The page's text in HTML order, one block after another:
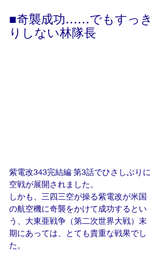
■奇襲成功……でもすっき
りしない林隊長
紫電改343完結編 第3話でひさしぶりに
空戦が展開されました。
しかも、三四三空が操る紫電改が米国
の航空機に奇襲をかけて成功するとい
う、大東亜戦争（第二次世界大戦）末
期にあっては、とても貴重な戦果でし
た。